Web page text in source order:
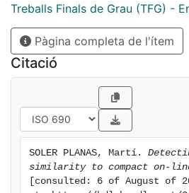
Treballs Finals de Grau (TFG) -
Pàgina completa de l'ítem
Citació
SOLER PLANAS, Martí.
similarity to compact on-
[consulted: 6 of August of